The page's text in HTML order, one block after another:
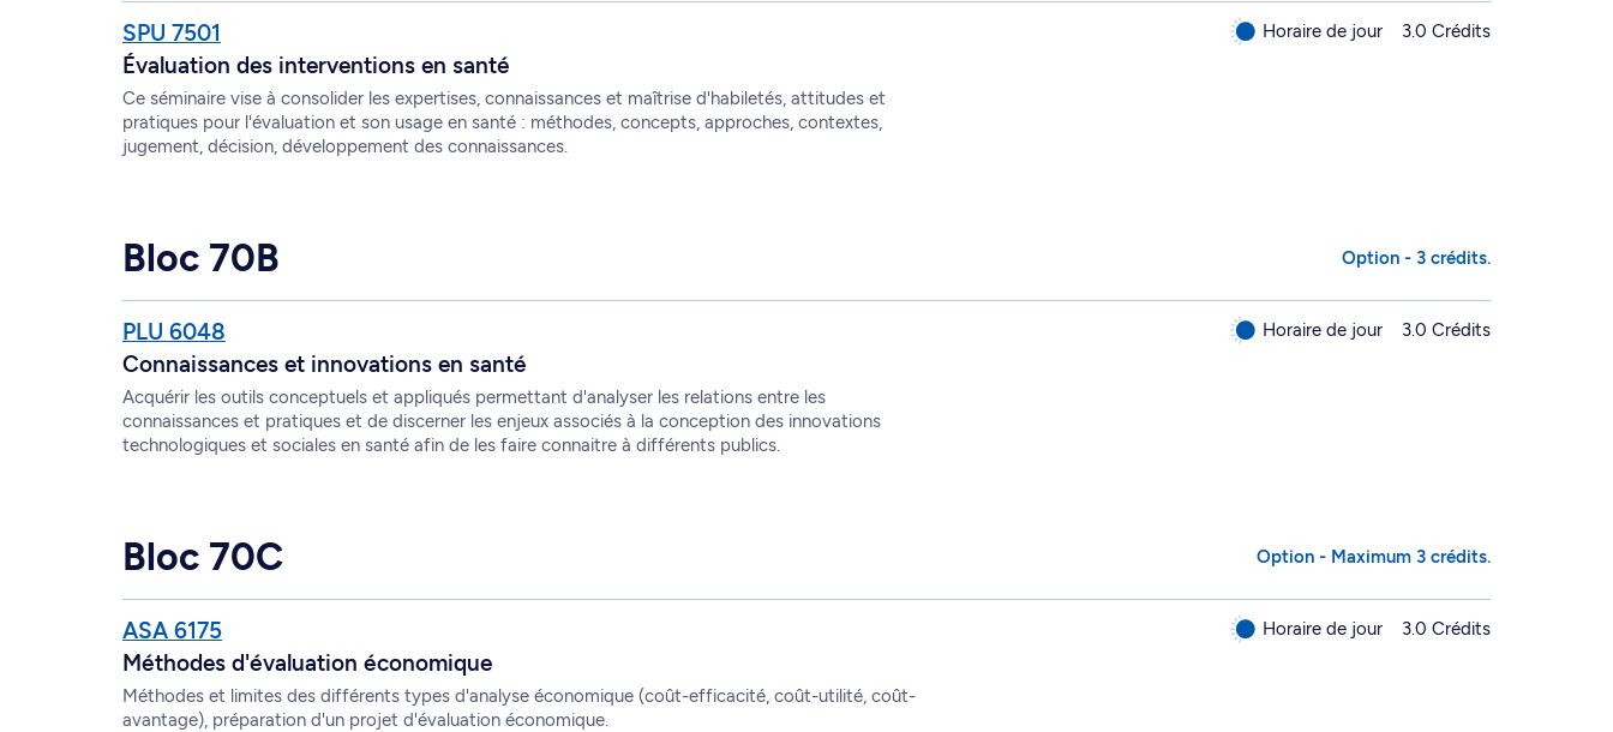
SPU 7501
Évaluation des interventions en santé
Ce séminaire vise à consolider les expertises, connaissances et maîtrise d'habiletés, attitudes et
pratiques pour l'évaluation et son usage en santé : méthodes, concepts, approches, contextes,
jugement, décision, développement des connaissances.
Horaire de jour 3.0 Crédits
Bloc 70B Option - 3 crédits.
PLU 6048
Connaissances et innovations en santé
Acquérir les outils conceptuels et appliqués permettant d'analyser les relations entre les
connaissances et pratiques et de discerner les enjeux associés à la conception des innovations
technologiques et sociales en santé afin de les faire connaitre à différents publics.
Horaire de jour 3.0 Crédits
Bloc 70C Option - Maximum 3 crédits.
ASA 6175
Méthodes d'évaluation économique
Méthodes et limites des différents types d'analyse économique (coût-efficacité, coût-utilité, coût-
avantage), préparation d'un projet d'évaluation économique.
Horaire de jour 3.0 Crédits